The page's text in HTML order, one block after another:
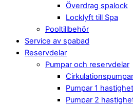
Överdrag spalock
Locklyft till Spa
Pooltillbehör
Service av spabad
Reservdelar
Pumpar och reservdelar
Cirkulationspumpar
Pumpar 1 hastighet
Pumpar 2